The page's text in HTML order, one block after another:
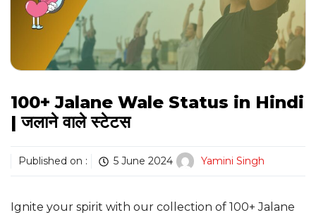
100+ Jalane Wale Status in Hindi
| जलाने वाले स्टेटस
Published on : 5 June 2024 Yamini Singh
Ignite your spirit with our collection of 100+ Jalane